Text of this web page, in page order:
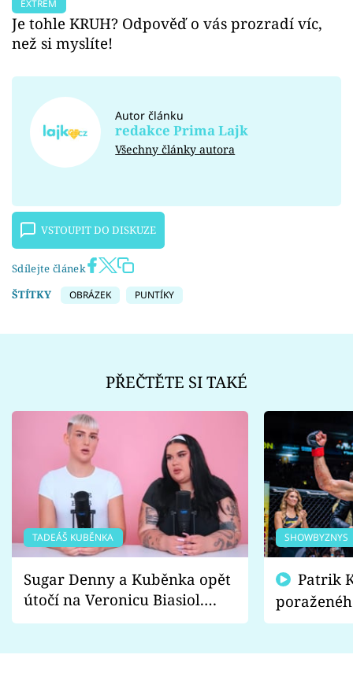
EXTRÉM
Je tohle KRUH? Odpověď o vás prozradí víc,
než si myslíte!
Autor článku
redakce Prima Lajk
Všechny články autora
VSTOUPIT DO DISKUZE
Sdílejte článek
ŠTÍTKY
OBRÁZEK PUNTÍKY
PŘEČTĚTE SI TAKÉ
TADEÁŠ KUBĚNKA
Sugar Denny a Kuběnka opět
útočí na Veronicu Biasiol.
Proč je podle nich falešná a
SHOWBYZNYS
fanoušci